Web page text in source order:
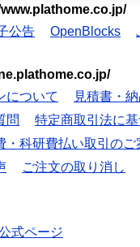
公告 OpenBlocks
について
見積書・
問
特定商取引法に
・科研費払い取引のご
ご注文の取り消し
式ページ